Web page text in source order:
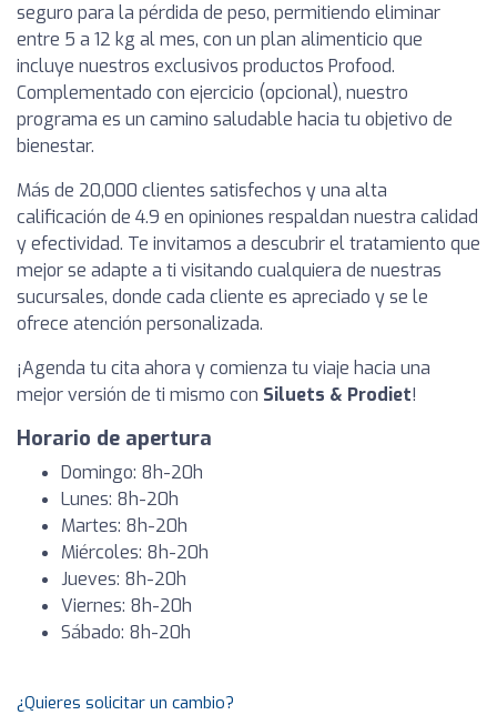
seguro para la pérdida de peso, permitiendo eliminar
entre 5 a 12 kg al mes, con un plan alimenticio que
incluye nuestros exclusivos productos Profood.
Complementado con ejercicio (opcional), nuestro
programa es un camino saludable hacia tu objetivo de
bienestar.
Más de 20,000 clientes satisfechos y una alta
calificación de 4.9 en opiniones respaldan nuestra calidad
y efectividad. Te invitamos a descubrir el tratamiento que
mejor se adapte a ti visitando cualquiera de nuestras
sucursales, donde cada cliente es apreciado y se le
ofrece atención personalizada.
¡Agenda tu cita ahora y comienza tu viaje hacia una
mejor versión de ti mismo con Siluets & Prodiet!
Horario de apertura
Domingo: 8h-20h
Lunes: 8h-20h
Martes: 8h-20h
Miércoles: 8h-20h
Jueves: 8h-20h
Viernes: 8h-20h
Sábado: 8h-20h
¿Quieres solicitar un cambio?